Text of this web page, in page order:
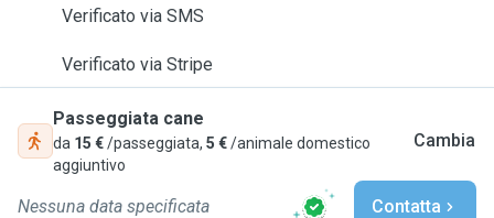
Verificato via SMS
Verificato via Stripe
Passeggiata cane
da 15 €/passeggiata, 5 €/animale domestico
aggiuntivo
Cambia
Nessuna data specificata Contatta